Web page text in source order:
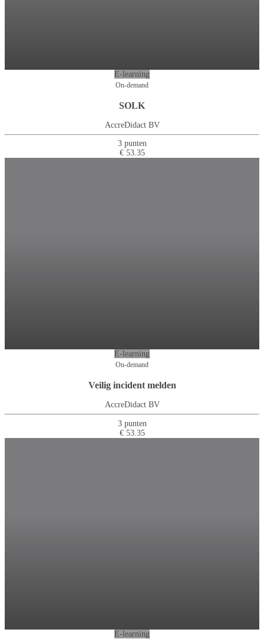
E-learning
On-demand
SOLK
AccreDidact BV
3 punten
€ 53.35
E-learning
On-demand
Veilig incident melden
AccreDidact BV
3 punten
€ 53.35
E-learning